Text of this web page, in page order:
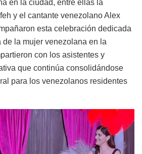
en la ciudad, entre ellas la
y el cantante venezolano Alex
esta celebración dedicada
la mujer venezolana en la
con los asistentes y
que continúa consolidándose
para los venezolanos residentes